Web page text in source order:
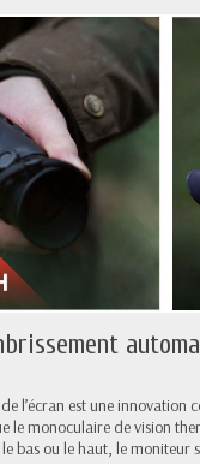
l’écran est une
le monoculaire de vision
bas ou le haut, le moniteur